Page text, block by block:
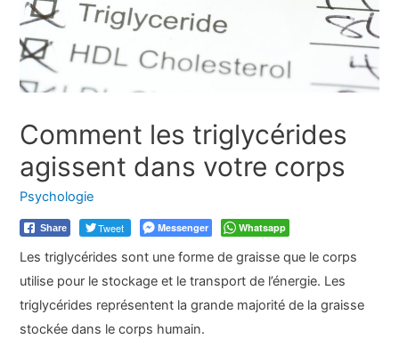
Comment les triglycérides
agissent dans votre corps
Psychologie
Share Tweet Messenger Whatsapp
Les triglycérides sont une forme de graisse que le corps
utilise pour le stockage et le transport de l’énergie. Les
triglycérides représentent la grande majorité de la graisse
stockée dans le corps humain.